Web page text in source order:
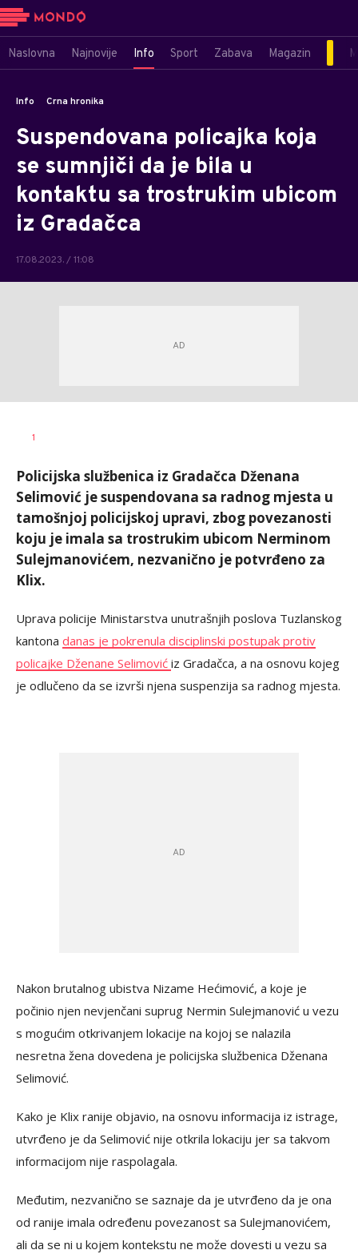
Naslovna Najnovije Info Sport Zabava Magazin
Info Crna hronika
Suspendovana policajka koja
se sumnjiči da je bila u
kontaktu sa trostrukim ubicom
iz Gradačca
17.08.2023. / 11:08
AUTOR
1
Policijska službenica iz Gradačca Dženana
Selimović je suspendovana sa radnog mjesta u
tamošnjoj policijskoj upravi, zbog povezanosti
koju je imala sa trostrukim ubicom Nerminom
Sulejmanovićem, nezvanično je potvrđeno za
Klix.
Uprava policije Ministarstva unutrašnjih poslova Tuzlanskog
kantona danas je pokrenula disciplinski postupak protiv
policajke Dženane Selimović iz Gradačca, a na osnovu kojeg
je odlučeno da se izvrši njena suspenzija sa radnog mjesta.
Nakon brutalnog ubistva Nizame Hećimović, a koje je
počinio njen nevjenčani suprug Nermin Sulejmanović u vezu
s mogućim otkrivanjem lokacije na kojoj se nalazila
nesretna žena dovedena je policijska službenica Dženana
Selimović.
Kako je Klix ranije objavio, na osnovu informacija iz istrage,
utvrđeno je da Selimović nije otkrila lokaciju jer sa takvom
informacijom nije raspolagala.
Međutim, nezvanično se saznaje da je utvrđeno da je ona
od ranije imala određenu povezanost sa Sulejmanovićem,
ali da se ni u kojem kontekstu ne može dovesti u vezu sa